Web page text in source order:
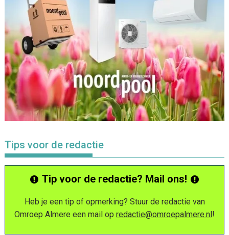
Tips voor de redactie
Tip voor de redactie? Mail ons!
Heb je een tip of opmerking? Stuur de redactie van
Omroep Almere een mail op redactie@omroepalmere.nl!